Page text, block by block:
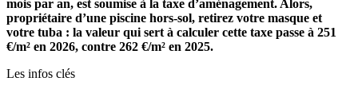
mois par an, est soumise à la taxe d’aménagement. Alors,
propriétaire d’une piscine hors-sol, retirez votre masque et
votre tuba : la valeur qui sert à calculer cette taxe passe à 251
€/m² en 2026, contre 262 €/m² en 2025.
Les infos clés